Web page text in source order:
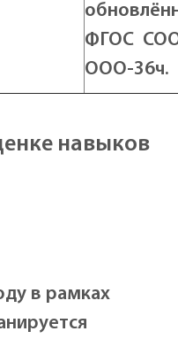
ФГОС
ООО-36ч.
навыков
в рамках